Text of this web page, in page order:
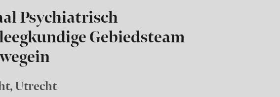
Psychiatrisch
Gebiedsteam
, Utrecht